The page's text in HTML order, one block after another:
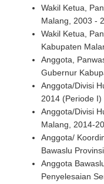
Wakil Ketua,
Malang, 2003 -
Wakil Ketua,
Kabupaten
Anggota,
Gubernur
Anggota/Divisi
2014 (Periode I)
Anggota/Divisi
Malang, 2014-
Anggota/
Bawaslu
Anggota
Penyelesaian